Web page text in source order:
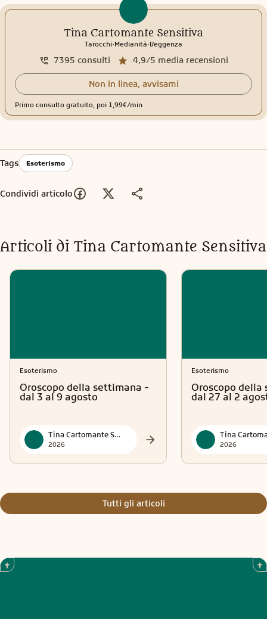
Tina Cartomante Sensitiva
Tarocchi.Medianità.Veggenza
4,9/5 media recensioni
7395 consulti
Non in linea, avvisami
Primo consulto gratuito, poi 1,99€/min
Tags Esoterismo
Condividi articolo
Articoli di Tina Cartomante Sensitiva
Esoterismo
Oroscopo della settimana -
dal 3 al 9 agosto
Tina Cartomante Sensitiva
2026
Esoterismo
Oroscopo
dal 27 al 2
2026
Tutti gli articoli